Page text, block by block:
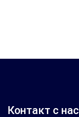
Контакт с нас